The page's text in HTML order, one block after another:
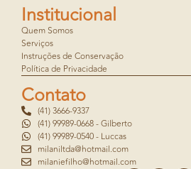
Institucional
Quem Somos
Serviços
Instruções de Conservação
Política de Privacidade
Contato
(41) 3666-9337
(41) 99989-0668 - Gilberto
(41) 99989-0540 - Luccas
milaniltda@hotmail.com
milaniefilho@hotmail.com